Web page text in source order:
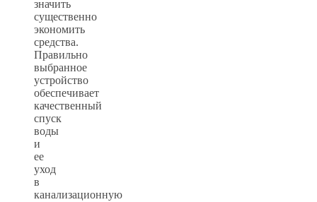
значить
существенно
экономить
средства.
Правильно
выбранное
устройство
обеспечивает
качественный
спуск
воды
и
ее
уход
в
канализационную